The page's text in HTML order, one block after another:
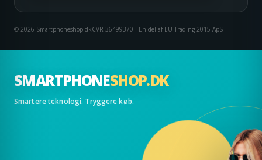
SMARTPHONESHOP.DK
Smartere teknologi. Tryggere køb.
© 2026 Smartphoneshop.dkCVR 36499370 · En del af EU Trading 2015 ApS